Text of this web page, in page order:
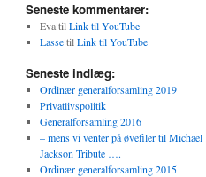
Seneste kommentarer:
EvatilLink til YouTube
LassetilLink til YouTube
Seneste indlæg:
Ordinær generalforsamling 2019
Privatlivspolitik
Generalforsamling 2016
– mens vi venter på øvefiler til Michael
Jackson Tribute ….
Ordinær generalforsamling 2015